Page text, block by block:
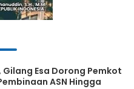
Gilang Esa Dorong Pemkot
ASN Hingga